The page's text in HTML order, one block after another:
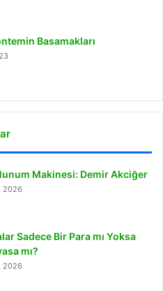
Basamakları
Makinesi: Demir Akciğer
2026
Sadece Bir Para mı Yoksa
mı?
2026